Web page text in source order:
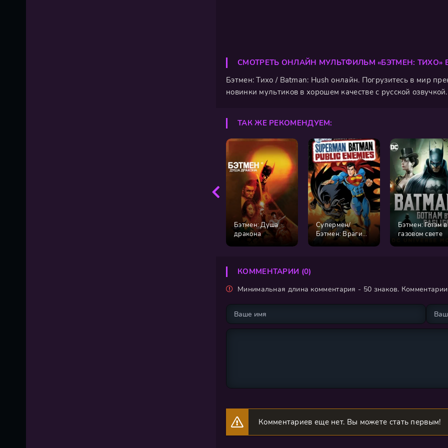
СМОТРЕТЬ ОНЛАЙН МУЛЬТФИЛЬМ «БЭТМЕН: ТИХО»
Бэтмен: Тихо / Batman: Hush онлайн. Погрузитесь в мир
новинки мультиков в хорошем качестве с русской
ТАК ЖЕ РЕКОМЕНДУЕМ:
Бэтмен: Душа
дракона
Супермен/
Бэтмен: Враги
Бэтмен: Готэм в
газовом свете
КОММЕНТАРИИ (0)
Минимальная длина комментария - 50 знаков.
Комментариев еще нет. Вы можете стать первым!